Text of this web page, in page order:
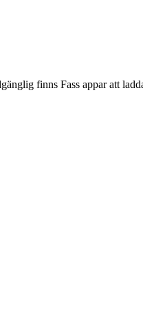
finns Fass appar att